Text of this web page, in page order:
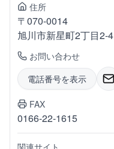
住所
〒070-0014
旭川市新星町2丁目2-4
お問い合わせ
電話番号を表示
FAX
0166-22-1615
関連サイト